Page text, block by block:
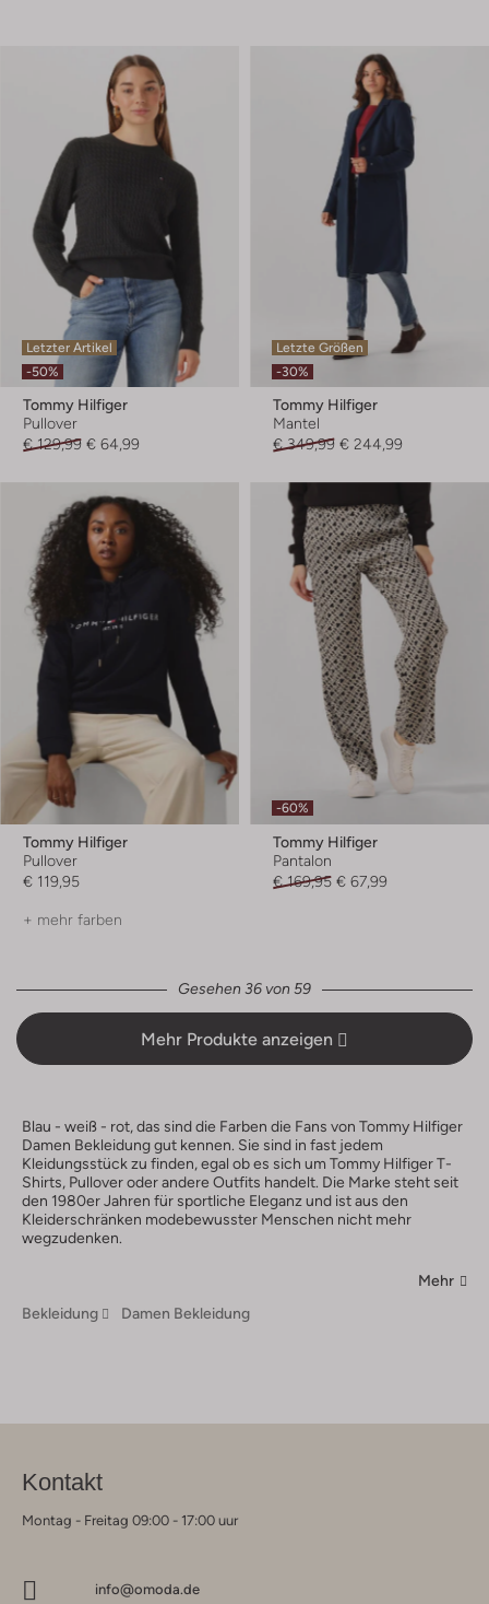
Letzter Artikel
-50%
Tommy Hilfiger
Pullover
€ 129,99 € 64,99
Letzte Größen
-30%
Tommy Hilfiger
Mantel
€ 349,99 € 244,99
Tommy Hilfiger
Pullover
€ 119,95
+ mehr farben
-60%
Tommy Hilfiger
Pantalon
€ 169,95 € 67,99
Gesehen 36 von 59
Mehr Produkte anzeigen
Blau - weiß - rot, das sind die Farben die Fans von Tommy Hilfiger
Damen Bekleidung gut kennen. Sie sind in fast jedem
Kleidungsstück zu finden, egal ob es sich um Tommy Hilfiger T-
Shirts, Pullover oder andere Outfits handelt. Die Marke steht seit
den 1980er Jahren für sportliche Eleganz und ist aus den
Kleiderschränken modebewusster Menschen nicht mehr
wegzudenken.
Mehr
Bekleidung
Damen Bekleidung
Kontakt
Montag - Freitag 09:00 - 17:00 uur
info@omoda.de